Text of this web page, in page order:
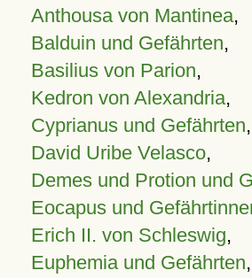
Anthousa von Mantinea,
Balduin und Gefährten,
Basilius von Parion,
Kedron von Alexandria,
Cyprianus und Gefährten,
David Uribe Velasco,
Demes und Protion und
Eocapus und
Erich II. von Schleswig,
Euphemia und Gefährten,